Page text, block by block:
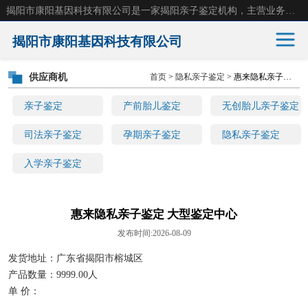
揭阳市康阳基因科技有限公司
亲子鉴定 产前胎儿鉴定 无创胎儿亲子鉴定
司法亲子鉴定 孕期亲子鉴定 隐私亲子鉴定
入学亲子鉴定
供应商机 首页 > 隐私亲子鉴定 > 惠来隐私亲子鉴定 大型鉴定中心
惠来隐私亲子鉴定 大型鉴定中心
发布时间:2026-08-09
发货地址：广东省揭阳市榕城区
产品数量：9999.00人
单 价：
亲子鉴定 产前胎儿鉴定
无创胎儿亲子鉴定 司法亲子鉴定
孕期亲子鉴定